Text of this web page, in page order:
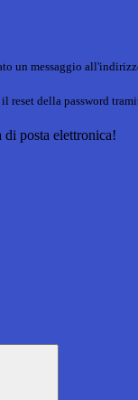
un messaggio
reset della password
posta elettronica!